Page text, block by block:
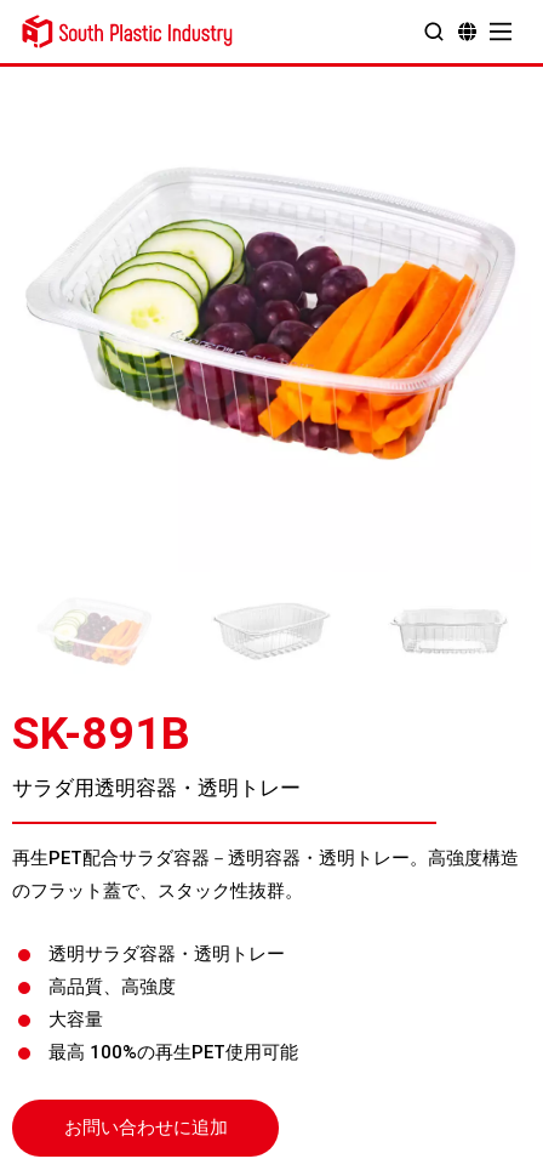
SK-891B
サラダ用透明容器・透明トレー
再生PET配合サラダ容器－透明容器・透明トレー。高強度構造
のフラット蓋で、スタック性抜群。
透明サラダ容器・透明トレー
高品質、高強度
大容量
最高 100%の再生PET使用可能
お問い合わせに追加